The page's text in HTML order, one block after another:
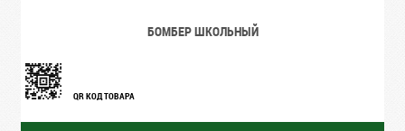
БОМБЕР ШКОЛЬНЫЙ
QR КОД ТОВАРА